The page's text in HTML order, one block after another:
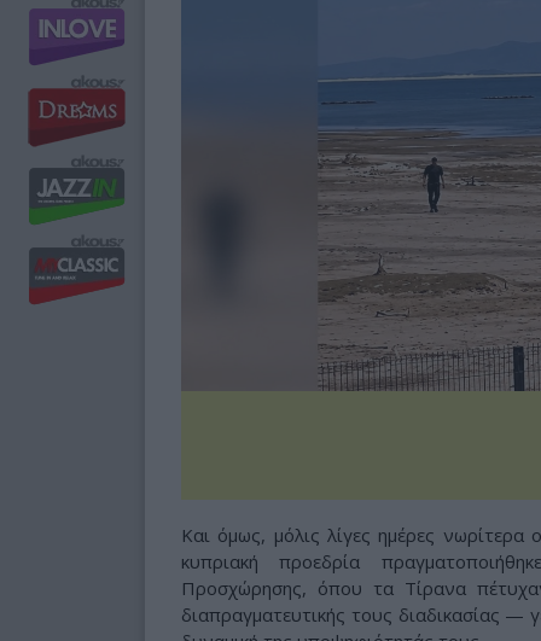
Και όμως, μόλις λίγες ημέρες
κυπριακή προεδρία
Προσχώρησης, όπου τα Τίρανα
διαπραγματευτικής τους διαδικασίας —